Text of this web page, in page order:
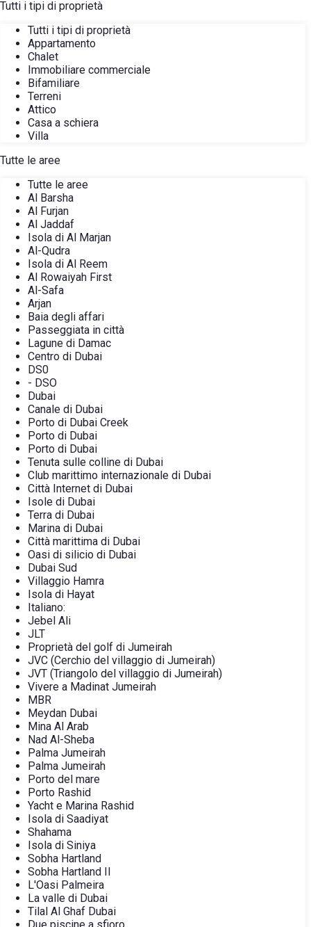
Tutti i tipi di proprietà
Tutti i tipi di proprietà
Appartamento
Chalet
Immobiliare commerciale
Bifamiliare
Terreni
Attico
Casa a schiera
Villa
Tutte le aree
Tutte le aree
Al Barsha
Al Furjan
Al Jaddaf
Isola di Al Marjan
Al-Qudra
Isola di Al Reem
Al Rowaiyah First
Al-Safa
Arjan
Baia degli affari
Passeggiata in città
Lagune di Damac
Centro di Dubai
DS0
- DSO
Dubai
Canale di Dubai
Porto di Dubai Creek
Porto di Dubai
Porto di Dubai
Tenuta sulle colline di Dubai
Club marittimo internazionale di Dubai
Città Internet di Dubai
Isole di Dubai
Terra di Dubai
Marina di Dubai
Città marittima di Dubai
Oasi di silicio di Dubai
Dubai Sud
Villaggio Hamra
Isola di Hayat
Italiano:
Jebel Ali
JLT
Proprietà del golf di Jumeirah
JVC (Cerchio del villaggio di Jumeirah)
JVT (Triangolo del villaggio di Jumeirah)
Vivere a Madinat Jumeirah
MBR
Meydan Dubai
Mina Al Arab
Nad Al-Sheba
Palma Jumeirah
Palma Jumeirah
Porto del mare
Porto Rashid
Yacht e Marina Rashid
Isola di Saadiyat
Shahama
Isola di Siniya
Sobha Hartland
Sobha Hartland II
L'Oasi Palmeira
La valle di Dubai
Tilal Al Ghaf Dubai